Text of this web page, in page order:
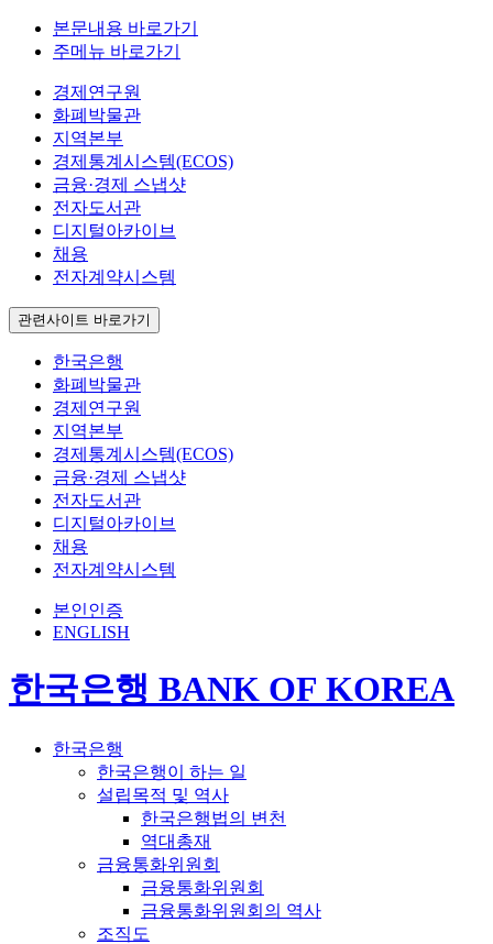
본문내용 바로가기
주메뉴 바로가기
경제연구원
화폐박물관
지역본부
경제통계시스템(ECOS)
금융·경제 스냅샷
전자도서관
디지털아카이브
채용
전자계약시스템
관련사이트 바로가기
한국은행
화폐박물관
경제연구원
지역본부
경제통계시스템(ECOS)
금융·경제 스냅샷
전자도서관
디지털아카이브
채용
전자계약시스템
본인인증
ENGLISH
한국은행 BANK OF KOREA
한국은행
한국은행이 하는 일
설립목적 및 역사
한국은행법의 변천
역대총재
금융통화위원회
금융통화위원회
금융통화위원회의 역사
조직도